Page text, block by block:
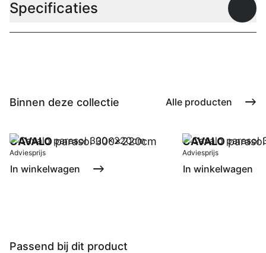
Specificaties
Binnen deze collectie Alle producten
CAVALOparasol 300x220cm
Adviesprijs
In winkelwagen
CAVALO
Adviesprijs
In winkelwagen
Passend bij dit product